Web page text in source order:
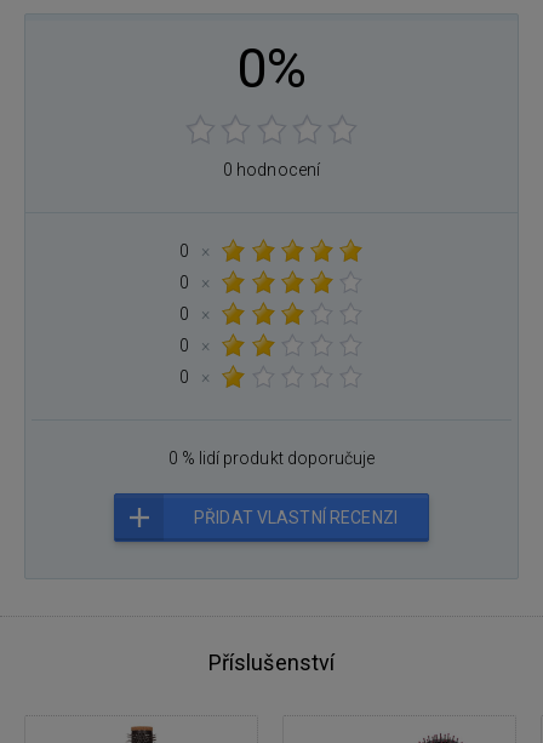
0%
0 hodnocení
0
×
0
×
0
×
0
×
0
×
0 % lidí produkt doporučuje
PŘIDAT VLASTNÍ RECENZI
Příslušenství